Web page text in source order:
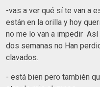
-vas a ver qué sí te van a
están en la orilla y hoy
no me lo van a impedir
dos semanas no Han
clavados.
- está bien pero también